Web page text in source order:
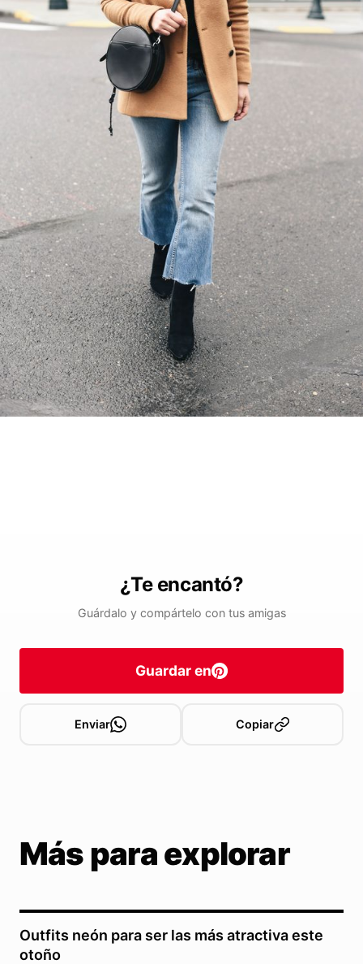
¿Te encantó?
Guárdalo y compártelo con tus amigas
Guardar en
Enviar Copiar
Más para explorar
Outfits neón para ser las más atractiva este
otoño